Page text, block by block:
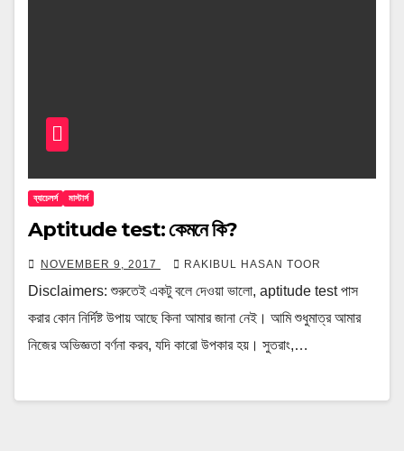
ব্যাচেলর্স মাস্টার্স
Aptitude test: কেমনে কি?
NOVEMBER 9, 2017 RAKIBUL HASAN TOOR
Disclaimers: শুরুতেই একটু বলে দেওয়া ভালো, aptitude test পাস
করার কোন নির্দিষ্ট উপায় আছে কিনা আমার জানা নেই। আমি শুধুমাত্র আমার
নিজের অভিজ্ঞতা বর্ণনা করব, যদি কারো উপকার হয়। সুতরাং,…